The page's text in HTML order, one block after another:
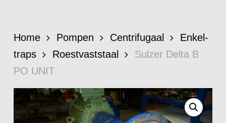
Home Pompen Centrifugaal
Enkel-
traps
Roestvaststaal
Sulzer Delta B
PO UNIT